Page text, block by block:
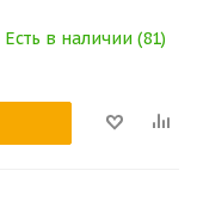
Есть в наличии (81)